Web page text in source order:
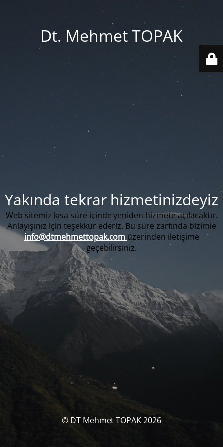
Dt. Mehmet TOPAK
Yakında tekrar hizmetinizdeyiz
Web sitemiz kısa süre içinde yeniden hizmete açılacaktır.
Anlayışınız için teşekkür ederiz. Bu süre zarfında bizimle
info@dtmehmettopak.com üzerinden iletişime
geçebilirsiniz.
© DT Mehmet TOPAK 2026